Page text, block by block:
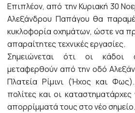
Επιπλέον, από την Κυριακή 30
Αλεξάνδρου Παπάγου θα
κυκλοφορία οχημάτων, ώστε να
απαραίτητες τεχνικές εργασίες.
Σημειώνεται ότι οι κάδοι
μεταφερθούν από την οδό
Πλατεία Ρίμινι (Ήχος και
πολίτες και οι
απορρίμματά τους στο νέο σημείο.